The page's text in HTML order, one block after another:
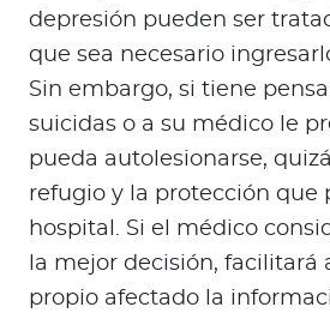
depresión pueden ser
que sea necesario
Sin embargo, si tiene
suicidas o a su médico le
pueda autolesionarse,
refugio y la protección que
hospital. Si el médico
la mejor decisión, facilitará
propio afectado la